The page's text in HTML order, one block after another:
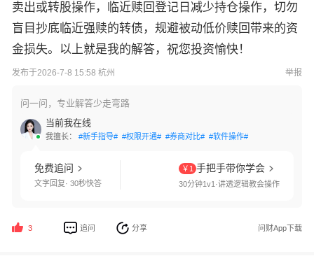
卖出或转股操作，临近赎回登记日减少持仓操作，切勿
盲目抄底临近强赎的转债，规避被动低价赎回带来的资
金损失。 以上就是我的解答，祝您投资愉快！
发布于2026-7-8 15:58 杭州 举报
问一问，专业解答少走弯路
当前我在线
我擅长： #新手指导# #权限开通# #券商对比# #软件操作#
免费追问
文字回复· 30秒快答
￥1 手把手带你学会
30分钟1v1·讲透逻辑教会操作
3 追问 分享 问财App下载